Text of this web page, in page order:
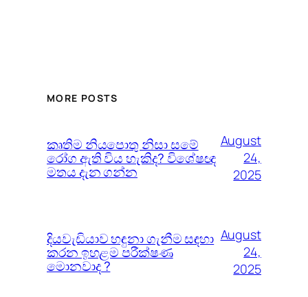
MORE POSTS
කෘතිම නියපොතු නිසා සමේ
රෝග ඇති විය හැකිද? විශේෂඥ
මතය දැන ගන්න
August
24,
2025
දියවැඩියාව හඳුනා ගැනීම සඳහා
කරන ඉහළම පරීක්ෂණ
මොනවාද ?
August
24,
2025